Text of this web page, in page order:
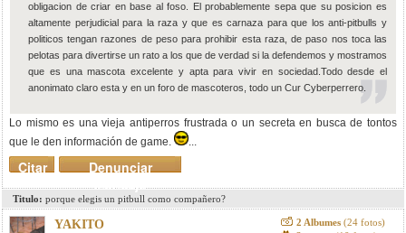
obligacion de criar en base al foso. El probablemente sepa que su posicion es
altamente perjudicial para la raza y que es carnaza para que los anti-pitbulls y
politicos tengan razones de peso para prohibir esta raza, de paso nos toca las
pelotas para divertirse un rato a los que de verdad si la defendemos y mostramos
que es una mascota excelente y apta para vivir en sociedad.Todo desde el
anonimato claro esta y en un foro de mascoteros, todo un Cur Cyberperrero.
Lo mismo es una vieja antiperros frustrada o un secreta en busca de tontos
que le den información de game.
...
Denunciar
mensaje
Citar
Titulo: porque elegis un pitbull como compañero?
YAKITO 2 Albumes (24 fotos)